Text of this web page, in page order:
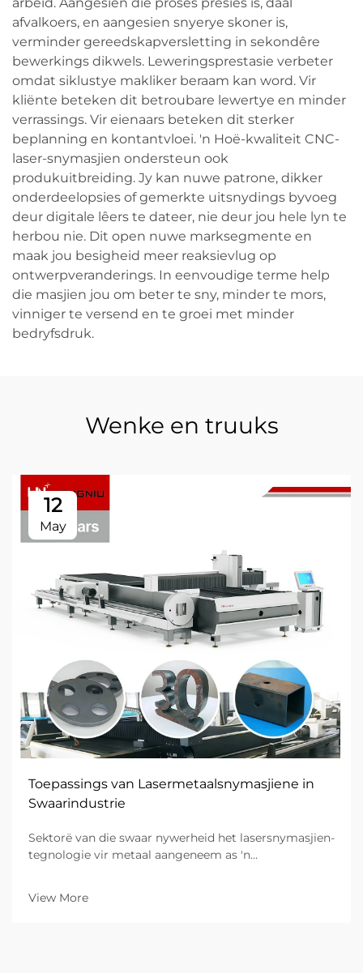
afvalkoers, en aangesien snyerye skoner is,
verminder gereedskapversletting in sekondêre
bewerkings dikwels. Leweringsprestasie verbeter
omdat siklustye makliker beraam kan word. Vir
kliënte beteken dit betroubare lewertye en minder
verrassings. Vir eienaars beteken dit sterker
beplanning en kontantvloei. 'n Hoë-kwaliteit CNC-
laser-snymasjien ondersteun ook
produkuitbreiding. Jy kan nuwe patrone, dikker
onderdeelopsies of gemerkte uitsnydings byvoeg
deur digitale lêers te dateer, nie deur jou hele lyn te
herbou nie. Dit open nuwe marksegmente en
maak jou besigheid meer reaksievlug op
ontwerpveranderings. In eenvoudige terme help
die masjien jou om beter te sny, minder te mors,
vinniger te versend en te groei met minder
bedryfsdruk.
Wenke en truuks
12
May
Toepassings van Lasermetaalsnymasjiene in
Swaarindustrie
Sektorë van die swaar nywerheid het lasersnymasjien-
tegnologie vir metaal aangeneem as 'n
Hierdie gevorderde stelsels lewer ongeëwenaarde
View More